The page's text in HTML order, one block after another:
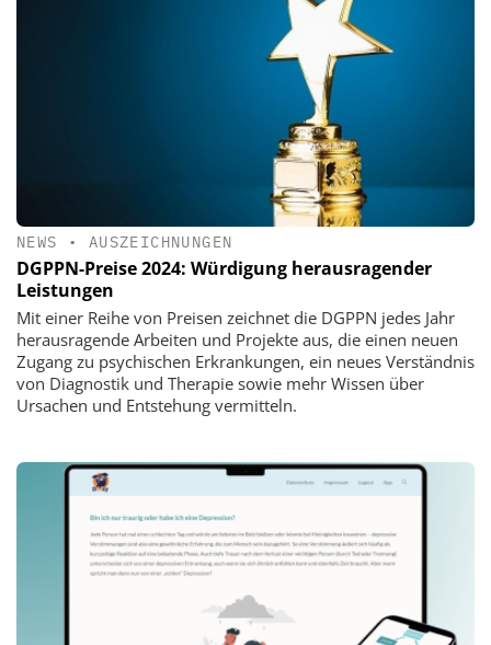
NEWS • AUSZEICHNUNGEN
DGPPN-Preise 2024: Würdigung herausragender
Leistungen
Mit einer Reihe von Preisen zeichnet die DGPPN jedes Jahr
herausragende Arbeiten und Projekte aus, die einen neuen
Zugang zu psychischen Erkrankungen, ein neues Verständnis
von Diagnostik und Therapie sowie mehr Wissen über
Ursachen und Entstehung vermitteln.